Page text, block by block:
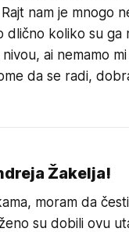
nam je mnogo
dlično koliko su ga
ai nemamo
da se radi,
Žakelja!
moram da
su dobili ovu